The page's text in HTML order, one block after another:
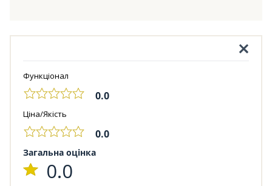
Функціонал
0.0
Ціна/Якість
0.0
Загальна оцінка
0.0